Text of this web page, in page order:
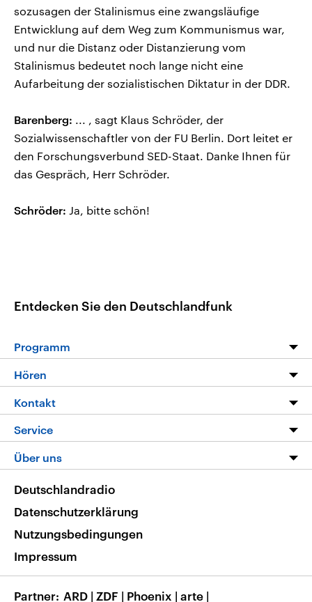
sozusagen der Stalinismus eine zwangsläufige
Entwicklung auf dem Weg zum Kommunismus war,
und nur die Distanz oder Distanzierung vom
Stalinismus bedeutet noch lange nicht eine
Aufarbeitung der sozialistischen Diktatur in der DDR.
Barenberg: ... , sagt Klaus Schröder, der
Sozialwissenschaftler von der FU Berlin. Dort leitet er
den Forschungsverbund SED-Staat. Danke Ihnen für
das Gespräch, Herr Schröder.
Schröder: Ja, bitte schön!
Entdecken Sie den Deutschlandfunk
Programm
Die Nachrichten
Nachrichtenleicht
Neue Beiträge auf dlf.de
Hören
Livestream
Podcasts
Deutschlandfunk App
Nachrichten App
Frequenzen
Kontakt
Hörerservice
Service
FAQ
Veranstaltungen
Musikliste
RSS
Über uns
Barrierefreiheit
Deutschlandradio
Datenschutzerklärung
Nutzungsbedingungen
Impressum
Partner ARD | ZDF | Phoenix | arte |